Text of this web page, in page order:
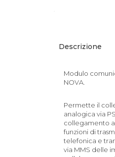
Descrizione
Modulo
NOVA.
Permette il
analogica via
collegamento a
funzioni di
telefonica e
via MMS delle